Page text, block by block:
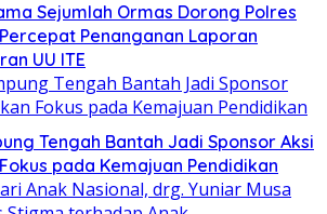
Sejumlah Ormas Dorong Polres
Penanganan Laporan
UU ITE
Tengah Bantah Jadi Sponsor Aksi
pada Kemajuan Pendidikan